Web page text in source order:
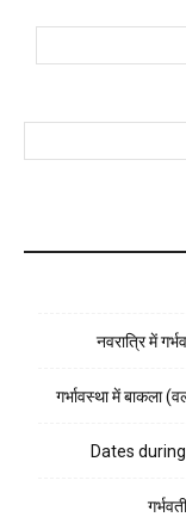
नवरात्रि में
गर्भावस्था में बाकला
Dates during